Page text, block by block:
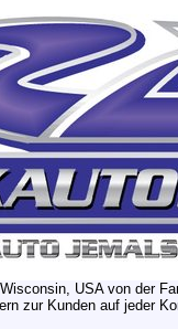
USA von der
zur Kunden auf jeder